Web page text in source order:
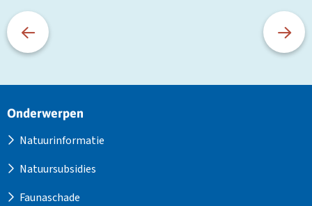
Site
Onderwerpen
Natuurinformatie
Natuursubsidies
Faunaschade